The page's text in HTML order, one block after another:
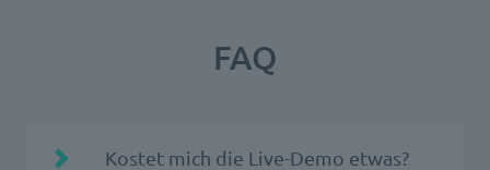
FAQ
Kostet mich die Live-Demo etwas?